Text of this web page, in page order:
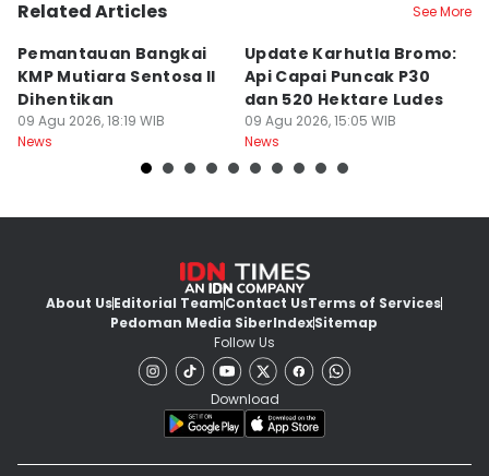
Related Articles See More
Pemantauan Bangkai
KMP Mutiara Sentosa II
Dihentikan
09 Agu 2026, 18:19 WIB
News
Update Karhutla Bromo:
Api Capai Puncak P30
dan 520 Hektare Ludes
09 Agu 2026, 15:05 WIB
News
About UsEditorial TeamContact UsTerms of Services
Pedoman Media SiberIndexSitemap
Follow Us
Download